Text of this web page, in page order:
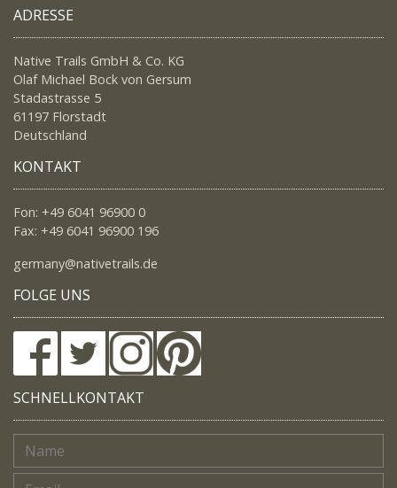
ADRESSE
Native Trails GmbH & Co. KG
Olaf Michael Bock von Gersum
Stadastrasse 5
61197 Florstadt
Deutschland
KONTAKT
Fon: +49 6041 96900 0
Fax: +49 6041 96900 196
germany@nativetrails.de
FOLGE UNS
SCHNELLKONTAKT